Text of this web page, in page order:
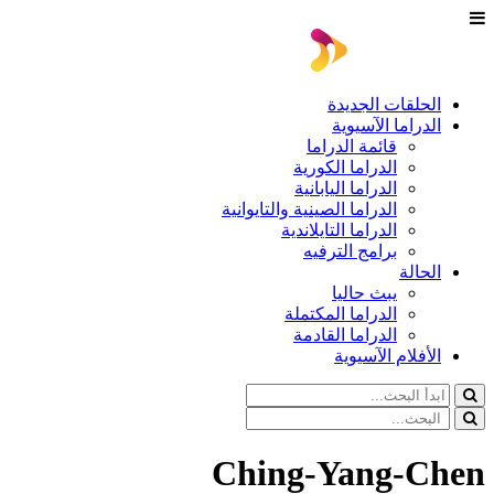
الحلقات الجديدة
الدراما الآسيوية
قائمة الدراما
الدراما الكورية
الدراما اليابانية
الدراما الصينية والتايوانية
الدراما التايلاندية
برامج الترفيه
الحالة
يبث حاليا
الدراما المكتملة
الدراما القادمة
الأفلام الآسيوية
Ching-Yang-Chen